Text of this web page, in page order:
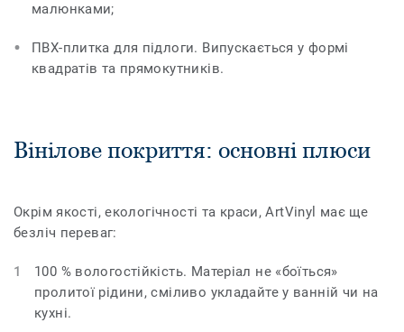
малюнками;
ПВХ-плитка для підлоги. Випускається у формі
квадратів та прямокутників.
Вінілове покриття: основні плюси
Окрім якості, екологічності та краси, ArtVinyl має ще
безліч переваг:
100 % вологостійкість. Матеріал не «боїться»
пролитої рідини, сміливо укладайте у ванній чи на
кухні.